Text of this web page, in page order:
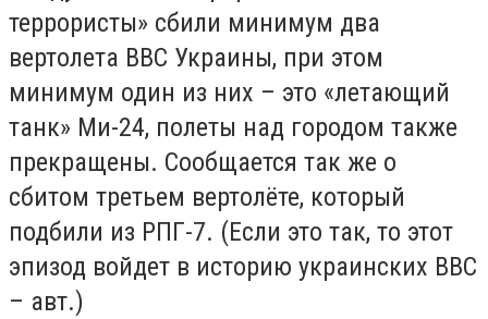
террористы» сбили минимум два
вертолета ВВС Украины, при этом
минимум один из них – это «летающий
танк» Ми-24, полеты над городом также
прекращены. Сообщается так же о
сбитом третьем вертолёте, который
подбили из РПГ-7. (Если это так, то этот
эпизод войдет в историю украинских ВВС
– авт.)